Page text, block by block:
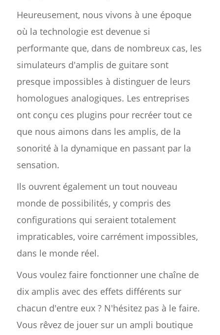
Heureusement, nous vivons à une époque
où la technologie est devenue si
performante que, dans de nombreux cas, les
simulateurs d'amplis de guitare sont
presque impossibles à distinguer de leurs
homologues analogiques. Les entreprises
ont conçu ces plugins pour recréer tout ce
que nous aimons dans les amplis, de la
sonorité à la dynamique en passant par la
sensation.
Ils ouvrent également un tout nouveau
monde de possibilités, y compris des
configurations qui seraient totalement
impraticables, voire carrément impossibles,
dans le monde réel.
Vous voulez faire fonctionner une chaîne de
dix amplis avec des effets différents sur
chacun d'entre eux ? N'hésitez pas à le faire.
Vous rêvez de jouer sur un ampli boutique